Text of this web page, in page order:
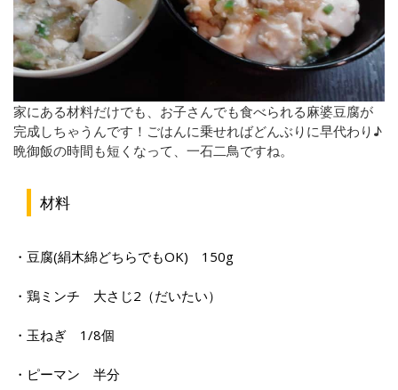
家にある材料だけでも、お子さんでも食べられる麻婆豆腐が
完成しちゃうんです！ごはんに乗せればどんぶりに早代わり♪
晩御飯の時間も短くなって、一石二鳥ですね。
材料
・豆腐(絹木綿どちらでもOK) 150g
・鶏ミンチ 大さじ2（だいたい）
・玉ねぎ 1/8個
・ピーマン 半分